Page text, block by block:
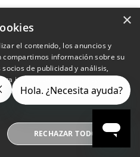
×
el contenido, los anuncios y
información sobre su
de publicidad y análisis,
información que les haya
a partir del uso de sus
RECHAZAR TODO